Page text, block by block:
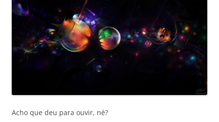
Acho que deu para ouvir, né?